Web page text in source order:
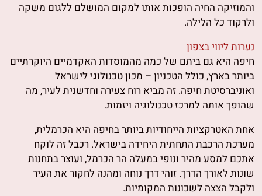
והמוזיקה החיה הופכות אותו למקום המושלם ללגום משקה
ולרקוד כל הלילה.
נערות ליווי בצפון
חיפה היא גם ביתם של כמה מהמוסדות האקדמיים היוקרתיים
ביותר בארץ, כולל הטכניון – מכון טכנולוגי לישראל
ואוניברסיטת חיפה. זה מביא רוח צעירה וחדשנית לעיר, מה
שהופך אותה למרכז טכנולוגיה ויזמות.
אחת האטרקציות הייחודיות ביותר בחיפה היא הכרמלית,
מערכת הרכבת התחתית היחידה בישראל. רכבל זה לוקח
אתכם למסע מהיר ונופי במעלה הר הכרמל, ועוצר בתחנות
שונות לאורך הדרך. זוהי דרך נוחה ומהנה לחקור את העיר
ולקבל הצצה לשכונות המקומיות.